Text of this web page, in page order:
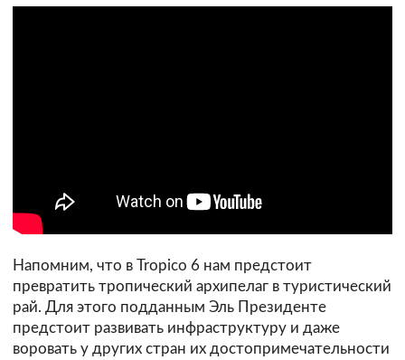
Напомним, что в Tropico 6 нам предстоит
превратить тропический архипелаг в туристический
рай. Для этого подданным Эль Президенте
предстоит развивать инфраструктуру и даже
воровать у других стран их достопримечательности